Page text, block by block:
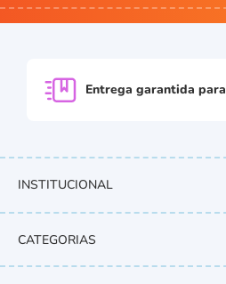
Entrega garantida para
INSTITUCIONAL
CATEGORIAS